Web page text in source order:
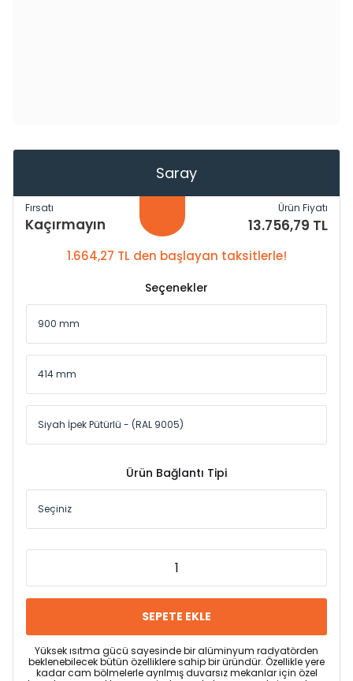
Saray
Fırsatı
Kaçırmayın
Ürün Fiyatı
13.756,79 TL
1.664,27 TL den başlayan taksitlerle!
Seçenekler
Ürün Bağlantı Tipi
SEPETE EKLE
Yüksek ısıtma gücü sayesinde bir alüminyum radyatörden
beklenebilecek bütün özelliklere sahip bir üründür. Özellikle yere
kadar cam bölmelerle ayrılmış duvarsız mekanlar için özel